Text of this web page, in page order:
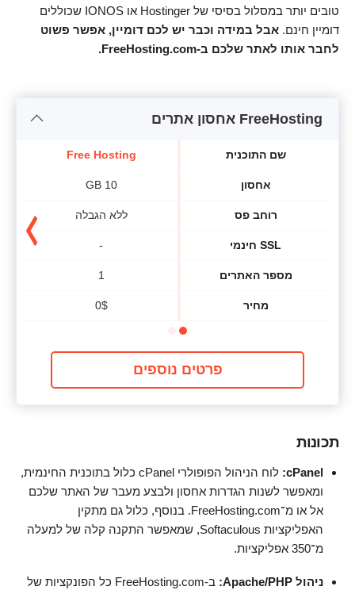
טובים יותר במסלול בסיסי של Hostinger או IONOS שכוללים
דומיין חינם. אבל במידה וכבר יש לכם דומיין, אפשר פשוט
לחבר אותו לאתר שלכם ב-FreeHosting.com.
FreeHosting אחסון אתרים
שם התוכנית
אחסון
רוחב פס
SSL חינמי
מספר האתרים
מחיר
Free Hosting
10 GB
ללא הגבלה
-
1
$
0
פרטים נוספים
תכונות
cPanel:
לוח הניהול הפופולרי cPanel כלול בתוכנית החינמית,
ומאפשר לשנות הגדרות אחסון ולבצע מעבר של האתר שלכם
אל או מ־FreeHosting.com. בנוסף, כלול גם מתקין
האפליקציות Softaculous, שמאפשר התקנה קלה של למעלה
מ־350 אפליקציות.
ניהול Apache/PHP: ב-FreeHosting.com כל הפונקציות של